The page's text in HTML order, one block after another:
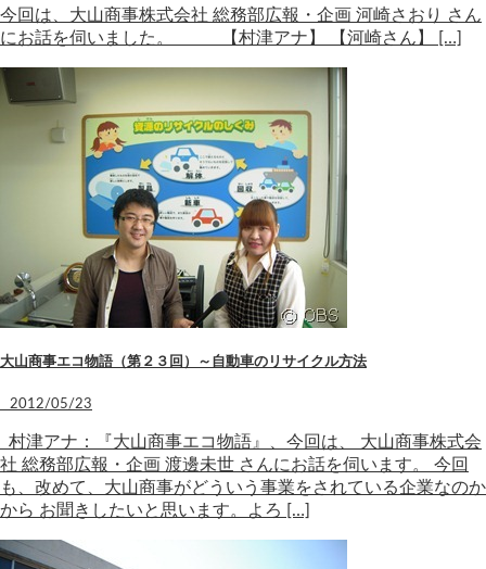
今回は、大山商事株式会社 総務部広報・企画 河崎さおり さん
にお話を伺いました。 【村津アナ】 【河崎さん】 […]
大山商事エコ物語（第２３回）～自動車のリサイクル方法
2012/05/23
村津アナ：『大山商事エコ物語』、今回は、 大山商事株式会
社 総務部広報・企画 渡邊未世 さんにお話を伺います。 今回
も、改めて、大山商事がどういう事業をされている企業なのか
から お聞きしたいと思います。よろ […]